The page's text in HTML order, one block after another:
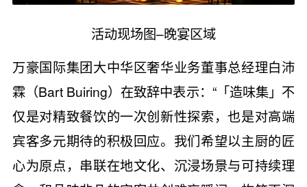
活动现场图–晚宴区域
万豪国际集团大中华区奢华业务董事总经理白沛
霖（Bart Buiring）在致辞中表示：“「造味集」不
仅是对精致餐饮的一次创新性探索，也是对高端
宾客多元期待的积极回应。我们希望以主厨的匠
心为原点，串联在地文化、沉浸场景与可持续理